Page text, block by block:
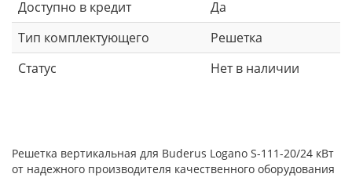
Доступно в кредит
Да
Тип комплектующего
Решетка
Статус
Нет в наличии
Решетка вертикальная для Buderus Logano S-111-20/24 кВт
от надежного производителя качественного оборудования